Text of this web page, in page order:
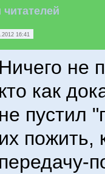
16:41
Ничего не
кто как
не пустил
их пожить,
передачу-